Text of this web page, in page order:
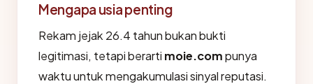
Mengapa usia penting
Rekam jejak 26.4 tahun bukan bukti
legitimasi, tetapi berarti moie.compunya
waktu untuk mengakumulasi sinyal reputasi.